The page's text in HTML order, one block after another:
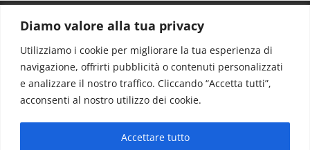
Diamo valore alla tua privacy
Utilizziamo i cookie per migliorare la tua esperienza di
navigazione, offrirti pubblicità o contenuti personalizzati
e analizzare il nostro traffico. Cliccando “Accetta tutti”,
acconsenti al nostro utilizzo dei cookie.
Accettare tutto
Redazione: redazione@www.martinasera.it
Direttore:direttore@www.martinasera.it
Info & Commerciale:info@www.martinasera.it